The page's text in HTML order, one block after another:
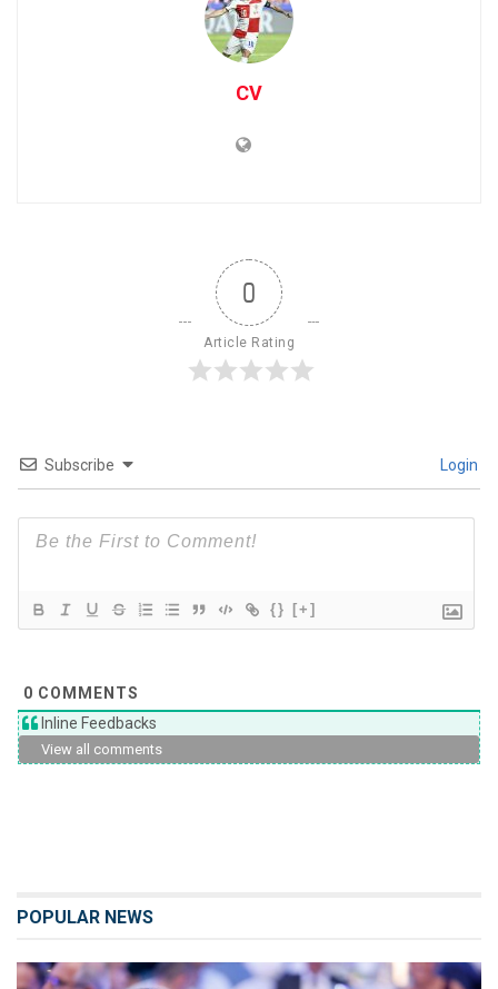
CV
0
Article Rating
Subscribe Login
{} [+]
0 COMMENTS
Inline Feedbacks
View all comments
POPULAR NEWS